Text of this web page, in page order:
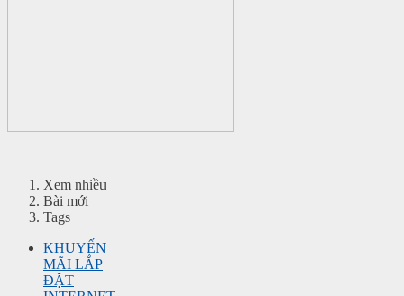
Xem nhiều
Bài mới
Tags
KHUYẾN
MÃI LẮP
ĐẶT